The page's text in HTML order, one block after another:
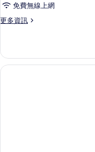
免費無線上網
更多資訊
更
客
房,
1